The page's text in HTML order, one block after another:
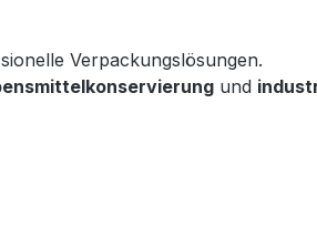
Verpackungslösungen.
und